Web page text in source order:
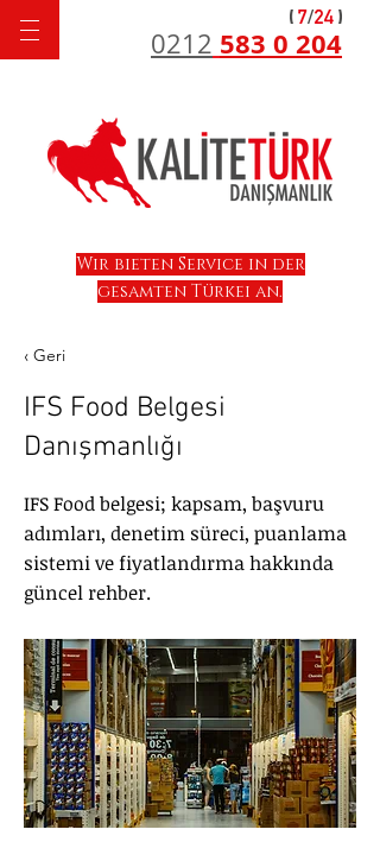
0212 583 0 204
Wir bieten Service in der
gesamten Türkei an.
‹ Geri
IFS Food Belgesi
Danışmanlığı
IFS Food belgesi; kapsam, başvuru
adımları, denetim süreci, puanlama
sistemi ve fiyatlandırma hakkında
güncel rehber.